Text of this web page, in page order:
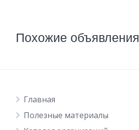
Похожие объявления
Главная
Полезные материалы